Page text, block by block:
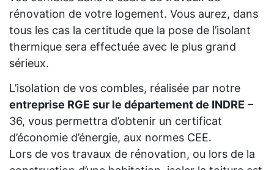
rénovation de votre logement. Vous aurez, dans
tous les cas la certitude que la pose de l’isolant
thermique sera effectuée avec le plus grand
sérieux.
L’isolation de vos combles, réalisée par notre
entreprise RGE sur le département de INDRE –
36, vous permettra d’obtenir un certificat
d’économie d’énergie, aux normes CEE.
Lors de vos travaux de rénovation, ou lors de la